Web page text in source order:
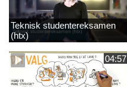
Teknisk studentereksamen
(htx)
04:57